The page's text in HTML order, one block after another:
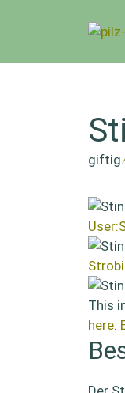
giftig
This
here.